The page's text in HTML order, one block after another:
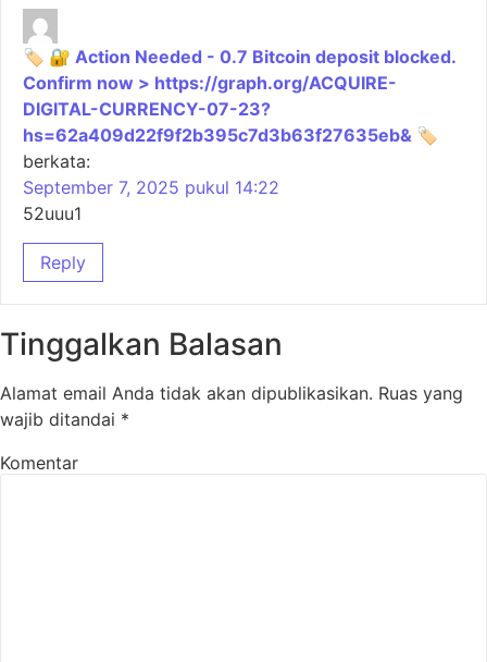
🏷 🔐 Action Needed - 0.7 Bitcoin deposit blocked.
Confirm now > https://graph.org/ACQUIRE-
DIGITAL-CURRENCY-07-23?
hs=62a409d22f9f2b395c7d3b63f27635eb& 🏷
berkata:
September 7, 2025 pukul 14:22
52uuu1
Reply
Tinggalkan Balasan
Alamat email Anda tidak akan dipublikasikan. Ruas yang
wajib ditandai *
Komentar